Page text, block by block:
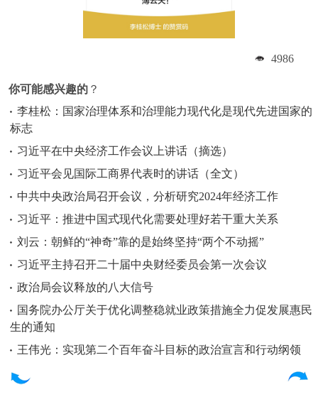
4986
你可能感兴趣的 ？
李桂松：国家治理体系和治理能力现代化是现代先进国家的
标志
习近平在中央经济工作会议上讲话（摘选）
习近平会见国际工商界代表时的讲话（全文）
中共中央政治局召开会议，分析研究2024年经济工作
习近平：推进中国式现代化需要处理好若干重大关系
刘云：朝鲜的“神奇”靠的是始终坚持“两个不动摇”
习近平主持召开二十届中央财经委员会第一次会议
政治局会议释放的八大信号
国务院办公厅关于优化调整稳就业政策措施全力促发展惠民
生的通知
王伟光：实现第二个百年奋斗目标的政治宣言和行动纲领